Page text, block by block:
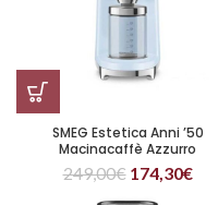
SMEG Estetica Anni ’50
Macinacaffè Azzurro
249,00€ 174,30€